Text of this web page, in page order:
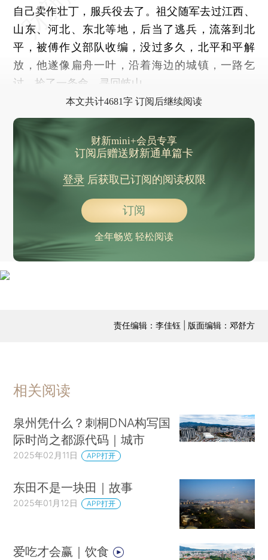
自己卖作壮丁，服兵役去了。祖父随军去过江西、
山东、河北、东北等地，后当了逃兵，流落到北
平，被傅作义部队收编，没过多久，北平和平解
放，他遂像扁舟一叶，沿着海边的城镇，一路乞
讨，捡了一条命，寻回岐山。
本文共计4681字 订阅后继续阅读
财新mini+会员专享
订阅后赠送财新通单篇卡
登录后获取已订阅的阅读权限
订阅
全年畅览 轻松阅读
责任编辑：李佳钰 | 版面编辑：邓舒方
相关阅读
泉州凭什么？刺桐DNA构写国
际时尚之都源代码｜城市
2025年02月11日 APP打开
东田不是一块田｜故事
2025年01月12日 APP打开
爱吃才会赢｜饮食